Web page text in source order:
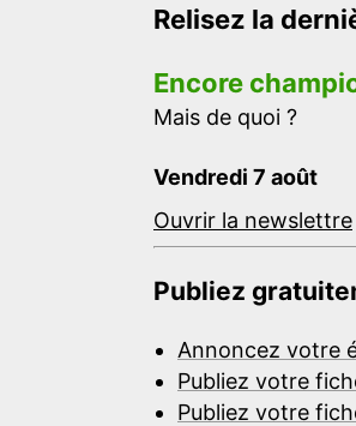
Relisez la
Encore
Mais de quoi ?
Vendredi 7 août
Ouvrir la newslettre
Publiez
Annoncez votre
Publiez votre
Publiez votre